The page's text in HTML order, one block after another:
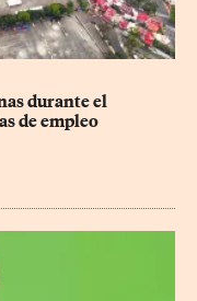
durante el
de empleo